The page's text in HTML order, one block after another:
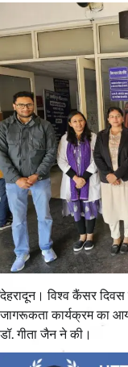
देहरादून। विश्व कैंसर
जागरूकता कार्यक्रम का
डॉ. गीता जैन ने की।